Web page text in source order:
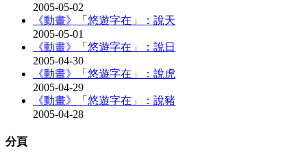
2005-05-02
《動畫》「悠遊字在」：說天
2005-05-01
《動畫》「悠遊字在」：說日
2005-04-30
《動畫》「悠遊字在」：說虎
2005-04-29
《動畫》「悠遊字在」：說豬
2005-04-28
分頁